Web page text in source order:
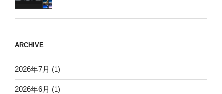
ARCHIVE
2026年7月 (1)
2026年6月 (1)